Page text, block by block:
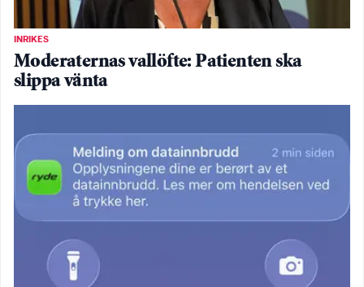
INRIKES
Moderaternas vallöfte: Patienten ska
slippa vänta